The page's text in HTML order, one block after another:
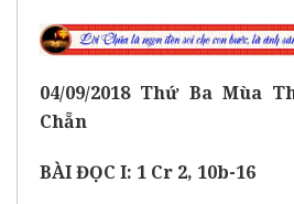
04/09/2018 Thứ BaMùa
Chẵn
BÀI ĐỌC I: 1 Cr 2, 10b-16